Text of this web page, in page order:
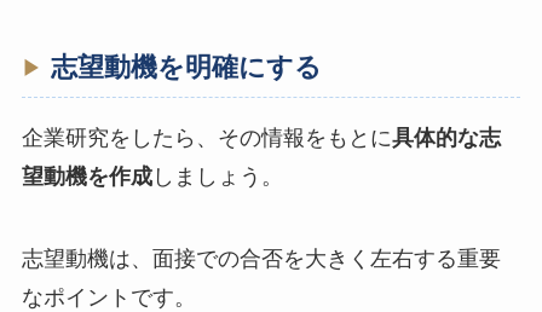
志望動機を明確にする
企業研究をしたら、その情報をもとに具体的な志
望動機を作成しましょう。
志望動機は、面接での合否を大きく左右する重要
なポイントです。